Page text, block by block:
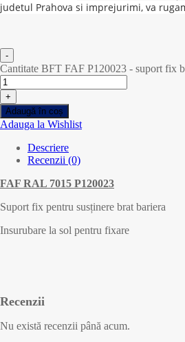
judetul Prahova si imprejurimi, va
-
Cantitate BFT FAF P120023 - suport fix
+
Adaugă în coș
Adauga la Wishlist
Descriere
Recenzii (0)
FAF RAL 7015 P120023
Suport fix pentru susținere brat bariera
Insurubare la sol pentru fixare
Recenzii
Nu există recenzii până acum.